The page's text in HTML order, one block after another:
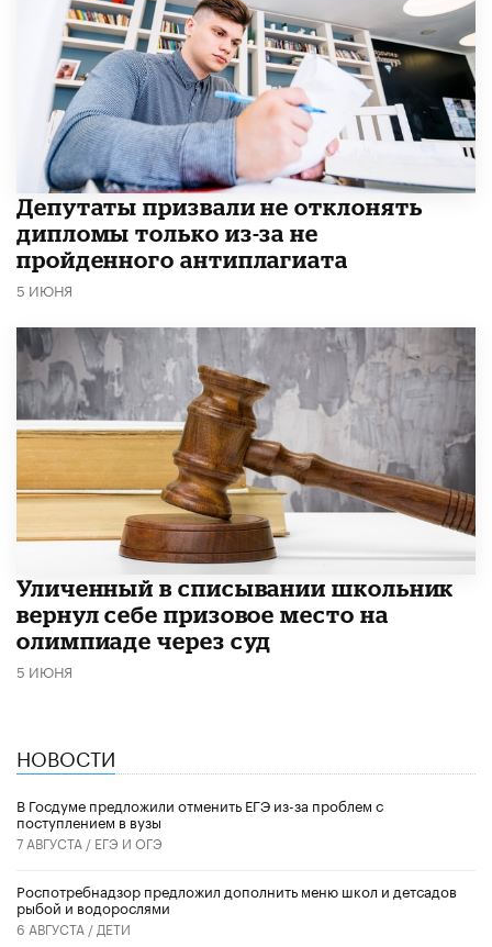
Депутаты призвали не отклонять
дипломы только из-за не
пройденного антиплагиата
5 ИЮНЯ
Уличенный в списывании школьник
вернул себе призовое место на
олимпиаде через суд
5 ИЮНЯ
НОВОСТИ
В Госдуме предложили отменить ЕГЭ из-за проблем с
поступлением в вузы
7 АВГУСТА / ЕГЭ И ОГЭ
Роспотребнадзор предложил дополнить меню школ и детсадов
рыбой и водорослями
6 АВГУСТА / ДЕТИ